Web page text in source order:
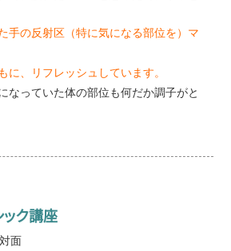
手の反射区（特に気になる部位を）マ
に、リフレッシュしています。
なっていた体の部位も何だか調子がと
ク講座
面